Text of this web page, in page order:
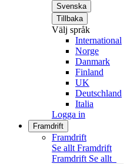
Svenska
Tillbaka
Välj språk
International
Norge
Danmark
Finland
UK
Deutschland
Italia
Logga in
Framdrift
Framdrift
Se allt Framdrift
Framdrift Se allt